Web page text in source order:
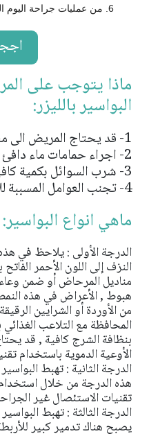
من عمليات جراحة اليوم
ماذا يتوجب على
البواسير بالليزر:
1- قد يحتاج المريض الى مسكنات بسيطة لعدة ايام .
2- اجراء حمامات ماء دافئ في الايام الاولى.
3- شرب السوائل بكمية كافية لا تقل عن 2 ليتر يوميا .
4- تجنب العوامل المسببة للامساك.
ماهي انواع البواسير:
الدرجة الأولى : يلاحظ في
النزف إلى اللون الأحمر
مناديل المرحاض أو ضمن
هبوط , الأعراض في هذه
من الأوردة أو الشرايين
المحافظة مع التلاعب الغذائي
بنظافة الشرج كافية , قد
الأوعية الدموية باستخدام
الدرجة الثانية : تهبط
هذه الدرجة من خلال
تقنيات الاستئصال غير
الدرجة الثالثة : تهبط
يصبح هناك تدمير كبير